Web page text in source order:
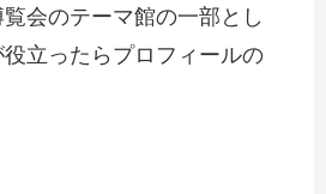
会のテーマ館の一部とし
立ったらプロフィールの